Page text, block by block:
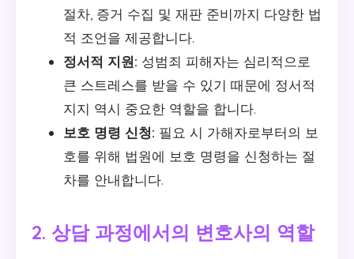
절차, 증거 수집 및 재판 준비까지 다양한 법
적 조언을 제공합니다.
정서적 지원: 성범죄 피해자는 심리적으로
큰 스트레스를 받을 수 있기 때문에 정서적
지지 역시 중요한 역할을 합니다.
보호 명령 신청: 필요 시 가해자로부터의 보
호를 위해 법원에 보호 명령을 신청하는 절
차를 안내합니다.
2. 상담 과정에서의 변호사의 역할